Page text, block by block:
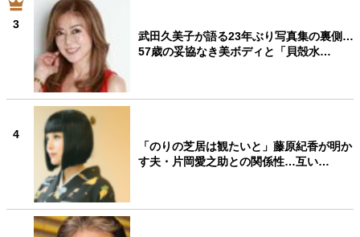
3
武田久美子が語る23年ぶり写真集の裏側…
57歳の妥協なき美ボディと「貝殻水…
4
「のりの芝居は観たいと」藤原紀香が明か
す夫・片岡愛之助との関係性…互い…